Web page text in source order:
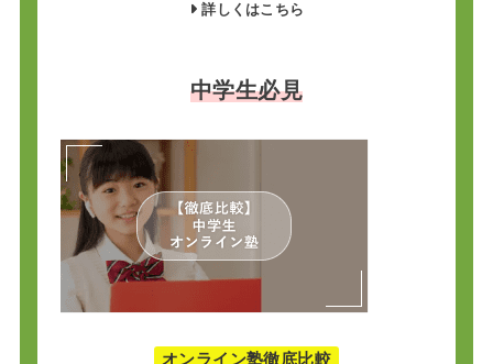
詳しくはこちら
中学生必見
オンライン塾徹底比較